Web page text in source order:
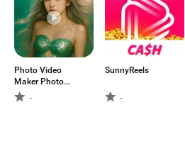
Photo Video
Maker Photo
Editor-
SunnyReels
-